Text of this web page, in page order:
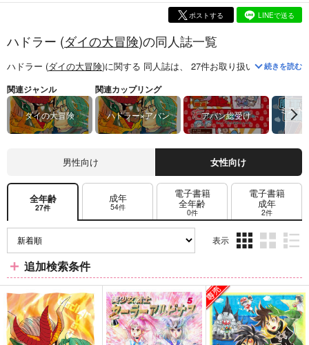
ポストする LINEで送る
ハドラー (ダイの大冒険)の同人誌一覧
ハドラー (ダイの大冒険)に関する 同人誌は、 27件お取り扱いがございま
続きを読む
関連ジャンル
ダイの大冒険
関連カップリング
ハドラー×アバン アバン総受け
ミスト
男性向け 女性向け
全年齢
27件
成年
54件
電子書籍
全年齢
0件
電子書籍
成年
2件
表示
ム
表
示
ム
表
示
ム
表
示
追加検索条件